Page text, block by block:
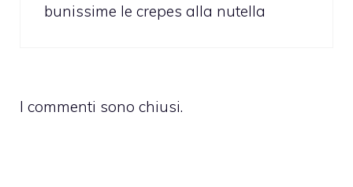
bunissime le crepes alla nutella
I commenti sono chiusi.